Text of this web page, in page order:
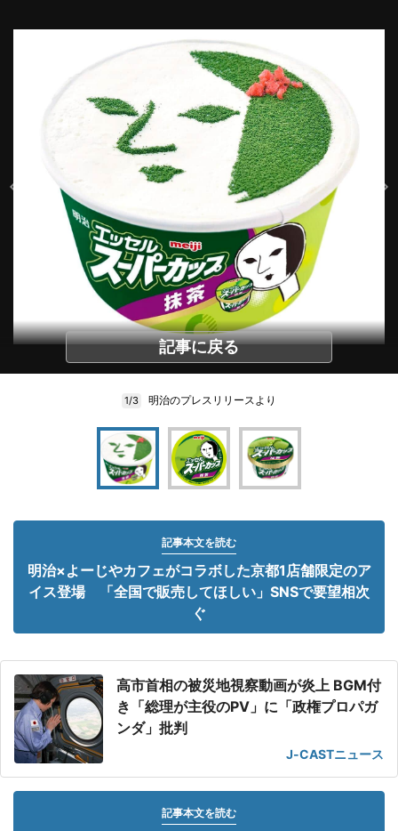
記事に戻る
1/3 明治のプレスリリースより
記事本文を読む
明治×よーじやカフェがコラボした京都1店舗限定のア
イス登場 「全国で販売してほしい」SNSで要望相次
ぐ
高市首相の被災地視察動画が炎上 BGM付
き「総理が主役のPV」に「政権プロパガ
ンダ」批判
J-CASTニュース
記事本文を読む